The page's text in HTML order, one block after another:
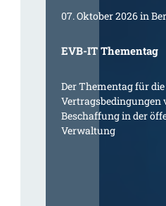
07. Oktober 2026 in
EVB-IT Thementag
Der Thementag für
Vertragsbedingungen
Beschaffung in der
Verwaltung